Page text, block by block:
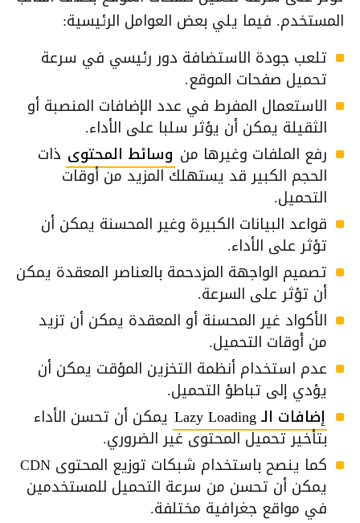
المستخدم. فيما يلي بعض العوامل الرئيسية:
تلعب جودة الاستضافة دور رئيسي في سرعة
تحميل صفحات الموقع.
الاستعمال المفرط في عدد الإضافات المنصبة أو
الثقيلة يمكن أن يؤثر سلبا على الأداء.
رفع الملفات وغيرها من وسائط المحتوى ذات
الحجم الكبير قد يستهلك المزيد من أوقات
التحميل.
قواعد البيانات الكبيرة وغير المحسنة يمكن أن
تؤثر على الأداء.
تصميم الواجهة المزدحمة بالعناصر المعقدة يمكن
أن تؤثر على السرعة.
الأكواد غير المحسنة أو المعقدة يمكن أن تزيد
من أوقات التحميل.
عدم استخدام أنظمة التخزين المؤقت يمكن أن
يؤدي إلى تباطؤ التحميل.
إضافات الـ Lazy Loading
يمكن أن تحسن الأداء
بتأخير تحميل المحتوى غير الضروري.
كما ينصح باستخدام شبكات توزيع المحتوى CDN
يمكن أن تحسن من سرعة التحميل للمستخدمين
في مواقع جغرافية مختلفة.